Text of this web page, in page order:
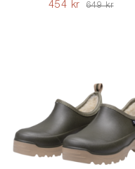
454 kr 649 kr